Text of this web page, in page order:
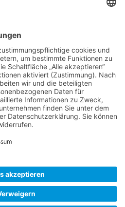
das Vereinsheim am 7.
|
|Login